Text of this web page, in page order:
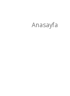
Anasayfa